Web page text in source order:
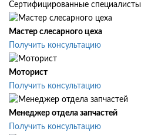
Сертифицированные специалисты
Мастер слесарного цеха
Получить консультацию
Моторист
Получить консультацию
Менеджер отдела запчастей
Получить консультацию